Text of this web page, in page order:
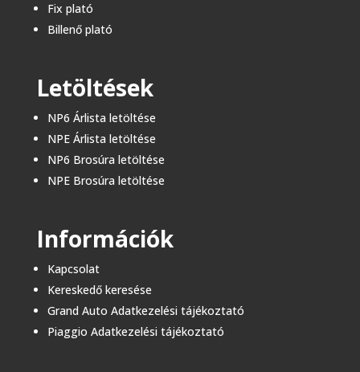
Fix plató
Billenő plató​
Letöltések
NP6 Árlista letöltése
NPE Árlista letöltése
NP6 Brosúra letöltése
NPE Brosúra letöltése
Információk
Kapcsolat
Kereskedő keresése
Grand Auto Adatkezelési tájékoztató
Piaggio Adatkezelési tájékoztató